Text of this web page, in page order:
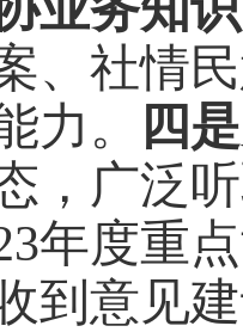
、社情
力。
四
，广泛
年度重
到意见